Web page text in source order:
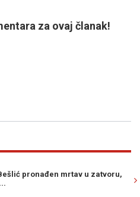
za ovaj članak!
Na brzinu napravite izvrsni
jogurt...